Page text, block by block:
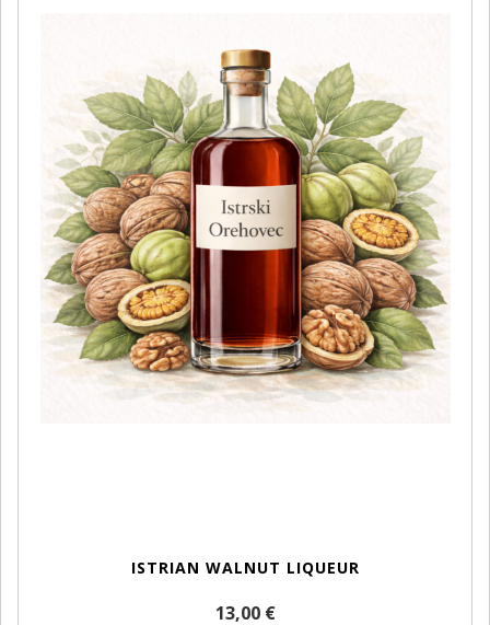
ISTRIAN WALNUT LIQUEUR
13,00 €